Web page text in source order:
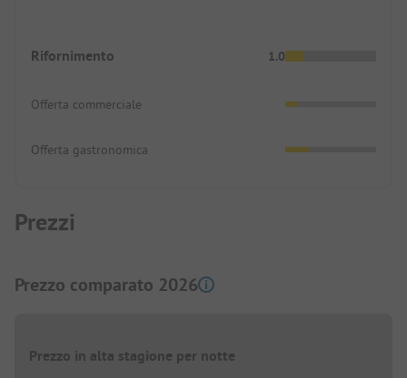
Rifornimento 1.0
Offerta commerciale
Offerta gastronomica
Prezzi
Prezzo comparato 2026
Prezzo in alta stagione per notte